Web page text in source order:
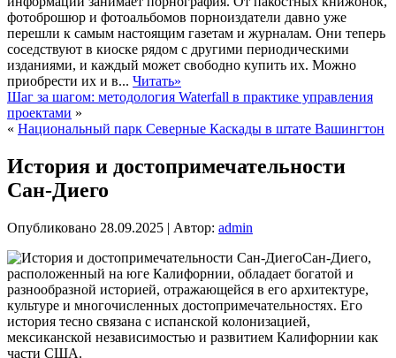
фотоброшюр и фотоальбомов порноиздатели давно уже
перешли к самым настоящим газетам и журналам. Они теперь
соседствуют в киоске рядом с другими периодическими
изданиями, и каждый может свободно купить их. Можно
приобрести их и в... Читать»
Шаг за шагом: методология Waterfall в практике управления
проектами »
« Национальный парк Северные Каскады в штате Вашингтон
История и достопримечательности
Сан-Диего
Опубликовано 28.09.2025 | Автор: admin
Сан-Диего,
расположенный на юге Калифорнии, обладает богатой и
разнообразной историей, отражающейся в его архитектуре,
культуре и многочисленных достопримечательностях. Его
история тесно связана с испанской колонизацией,
мексиканской независимостью и развитием Калифорнии как
части США.